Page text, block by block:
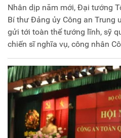
Nhân dịp năm mới, Đại tướng
Bí thư Đảng ủy Công an Trung
gửi tới toàn thể tướng lĩnh, sỹ
chiến sĩ nghĩa vụ, công nhân
hưu trí, thương binh, bệnh
nhân dân, các đồng chí Bảo vệ
doanh nghiệp lời thăm hỏi ân
tốt đẹp nhất. Trang thông tin
CAND trân trọng giới thiệu